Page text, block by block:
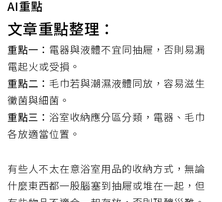
AI重點
文章重點整理：
重點一： 電器與液體不宜同抽屜，否則易漏
電起火或受損。
重點二： 毛巾若與潮濕液體同放，容易滋生
黴菌與細菌。
重點三： 浴室收納應分區分類，電器、毛巾
各放適當位置。
有些人不太在意浴室用品的收納方式，無論
什麼東西都一股腦塞到抽屜或堆在一起，但